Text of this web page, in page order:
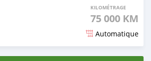
KILOMÉTRAGE
75 000 KM
Automatique